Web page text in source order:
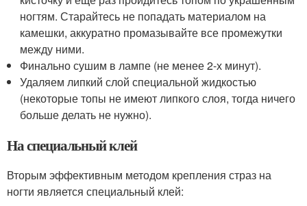
ногтям. Старайтесь не попадать материалом на
камешки, аккуратно промазывайте все промежутки
между ними.
Финально сушим в лампе (не менее 2-х минут).
Удаляем липкий слой специальной жидкостью
(некоторые топы не имеют липкого слоя, тогда ничего
больше делать не нужно).
На специальный клей
Вторым эффективным методом крепления страз на
ногти является специальный клей: